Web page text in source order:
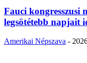
Fauci kongresszusi
legsötétebb napjait
Amerikai Népszava -